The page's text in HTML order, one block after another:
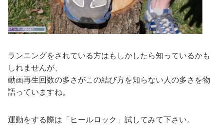
ランニングをされている方はもしかしたら知っているかも
しれませんが、
動画再生回数の多さがこの結び方を知らない人の多さを物
語っていますね。
運動をする際は「ヒールロック」試してみて下さい。